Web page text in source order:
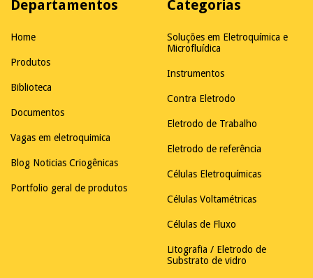
Departamentos
Home
Produtos
Biblioteca
Documentos
Vagas em eletroquimica
Blog Noticias Criogênicas
Portfolio geral de produtos
Categorias
Soluções em Eletroquímica e
Microfluídica
Instrumentos
Contra Eletrodo
Eletrodo de Trabalho
Eletrodo de referência
Células Eletroquímicas
Células Voltamétricas
Células de Fluxo
Litografia / Eletrodo de
Substrato de vidro